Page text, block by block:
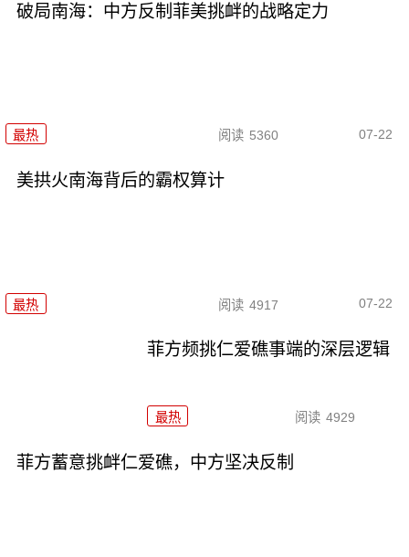
破局南海：中方反制菲美挑衅的战略定力
最热 阅读 5360 07-22
美拱火南海背后的霸权算计
最热 阅读 4917 07-22
菲方频挑仁爱礁事端的深层逻辑
最热 阅读 4929
菲方蓄意挑衅仁爱礁，中方坚决反制